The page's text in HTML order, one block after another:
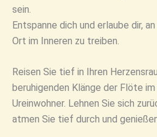
sein.
Entspanne dich und erlaube dir,
Ort im Inneren zu treiben.
Reisen Sie tief in Ihren
beruhigenden Klänge der Flöte
Ureinwohner. Lehnen Sie sich
atmen Sie tief durch und